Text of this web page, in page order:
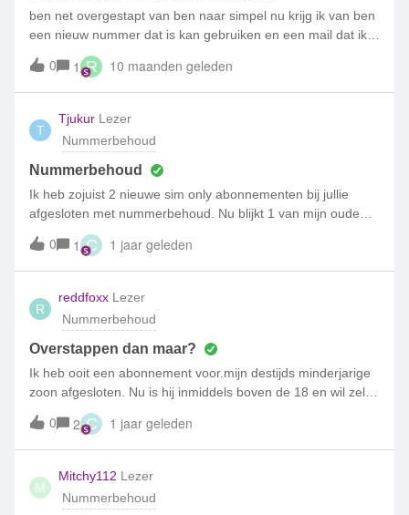
kan ook niet, dus hopelijk hier wel reactie.Graag hoor ik zo
snel mogelijk of mijn nummer wordt overgesloten. Zo niet,
stop wordt gezet. Groet,Floks
ben net overgestapt van ben naar simpel nu krijg ik van ben
een nieuw nummer dat is kan gebruiken en een mail dat ik
nu 2 abonnementen heb dus 2 x maandlasten stopt dit
vanzelf?
0 1 R 10 maanden geleden
T
Tjukur Lezer
Nummerbehoud
Nummerbehoud
Ik heb zojuist 2 nieuwe sim only abonnementen bij jullie
afgesloten met nummerbehoud. Nu blijkt 1 van mijn oude
prepaid nummers (0684453883) niet meer actief te zijn
omdat ik het te lang niet heb gebruikt. Kan ik daarvoor
alsnog een nieuw nummer ontvangen? Het andere nummer
is wel gelukt.
0 1 C 1 jaar geleden
R
reddfoxx Lezer
Nummerbehoud
Overstappen dan maar?
Ik heb ooit een abonnement voor.mijn destijds minderjarige
zoon afgesloten. Nu is hij inmiddels boven de 18 en wil zelf
een abonnement afsluiten maar wel zijn oude nummer
behouden. Volgens de helpdesk kan dit niet. Ze kunnen
alleen het oude abonnement omzetten. Maar dat wil hij niet.
Volgens de helpdesk moet hij dan overstappen op een
andere provider. Nu is dat geen probleem maar het lijkt mij
toch vreemd dat je klanten zo weg jaagd?
0 2 C 1 jaar geleden
M
Mitchy112 Lezer
Nummerbehoud